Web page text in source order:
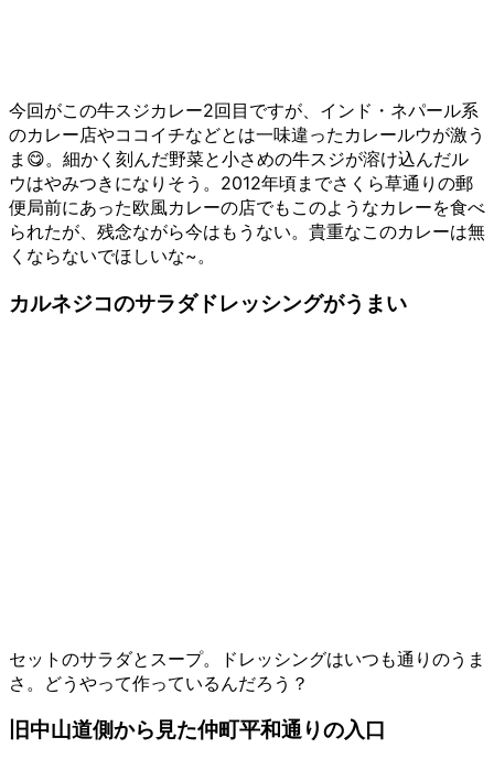
今回がこの牛スジカレー2回目ですが、インド・ネパール系
のカレー店やココイチなどとは一味違ったカレールウが激う
ま😋。細かく刻んだ野菜と小さめの牛スジが溶け込んだル
ウはやみつきになりそう。2012年頃までさくら草通りの郵
便局前にあった欧風カレーの店でもこのようなカレーを食べ
られたが、残念ながら今はもうない。貴重なこのカレーは無
くならないでほしいな~。
カルネジコのサラダドレッシングがうまい
セットのサラダとスープ。ドレッシングはいつも通りのうま
さ。どうやって作っているんだろう？
旧中山道側から見た仲町平和通りの入口